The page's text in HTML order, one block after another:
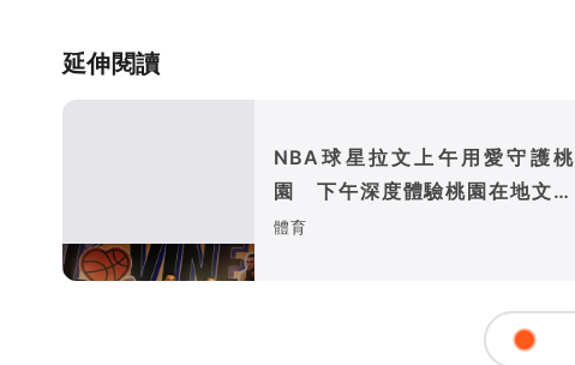
延伸閱讀
NBA球星拉文上午用愛守護桃
園 下午深度體驗桃園在地文化
魅力
體育